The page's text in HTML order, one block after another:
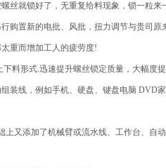
丝就锁好了，无重复给料现象，锁一粒来
购置新的电批、风批，扭力调节与贵司
重而增加工人的疲劳度!
料形式.迅速提升螺丝锁定质量，大幅度
装线，例如手机、硬盘、键盘电脑 DVD
上又添加了机械臂或流水线、工作台、自